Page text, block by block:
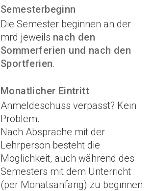
Semesterbeginn
Die Semester beginnen an der
mrd jeweils nach den
Sommerferien und nach den
Sportferien.
Monatlicher Eintritt
Anmeldeschuss verpasst? Kein
Problem.
Nach Absprache mit der
Lehrperson besteht die
Möglichkeit, auch während des
Semesters mit dem Unterricht
(per Monatsanfang) zu beginnen.